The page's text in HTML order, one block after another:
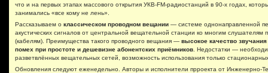
что и на первых этапах массового открытия УКВ-FM-радиостанций в 90-х годах,
занимались «все кому не лень».
Рассказываем о классическом проводном вещании — системе однонаправленной
акустических сигналов от центральной вещательной станции ко многим слушателям
(кабелям). Преимущества такого проводного вещания — высокое качество
помех при простоте и дешевизне абонентских приёмников . Недостатки —
разветвлённых вещательных сетей, возможность использования только
Обновления следуют еженедельно. Авторы и исполнители прроекта от Инженерно-